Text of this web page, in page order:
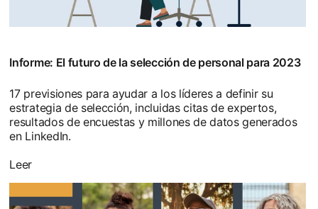
Informe: El futuro de la selección de personal para 2023
17 previsiones para ayudar a los líderes a definir su
estrategia de selección, incluidas citas de expertos,
resultados de encuestas y millones de datos generados
en LinkedIn.
Leer